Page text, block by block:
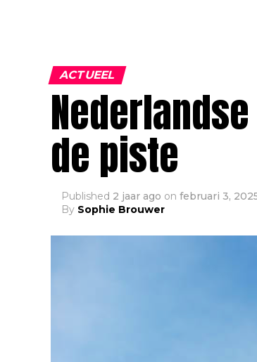
ACTUEEL
de piste
Published 2 jaar ago on februari 3,
By Sophie Brouwer